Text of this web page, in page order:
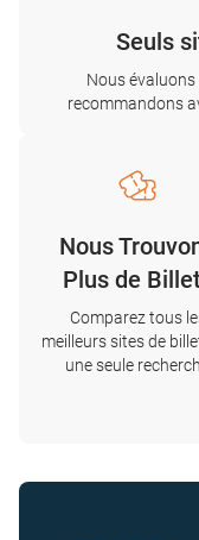
Seuls
Nous
recommandons
Nous
Plus de
Comparez tous
meilleurs sites de
une seule